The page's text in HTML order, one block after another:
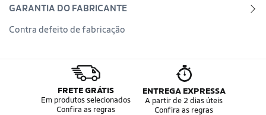
GARANTIA DO FABRICANTE
Contra defeito de fabricação
FRETE GRÁTIS
Em produtos selecionados
Confira as regras
ENTREGA EXPRESSA
A partir de 2 dias úteis
Confira as regras